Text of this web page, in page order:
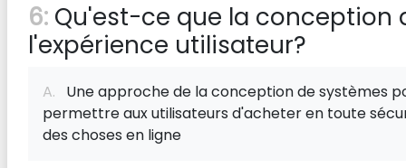
6: Qu'est-ce que la conception
l'expérience utilisateur?
A. Une approche de la conception de systèmes
permettre aux utilisateurs d'acheter en toute
des choses en ligne